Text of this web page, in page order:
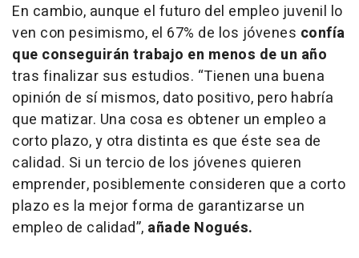
En cambio, aunque el futuro del empleo juvenil lo
ven con pesimismo, el 67% de los jóvenes confía
que conseguirán trabajo en menos de un año
tras finalizar sus estudios. “Tienen una buena
opinión de sí mismos, dato positivo, pero habría
que matizar. Una cosa es obtener un empleo a
corto plazo, y otra distinta es que éste sea de
calidad. Si un tercio de los jóvenes quieren
emprender, posiblemente consideren que a corto
plazo es la mejor forma de garantizarse un
empleo de calidad”, añade Nogués.